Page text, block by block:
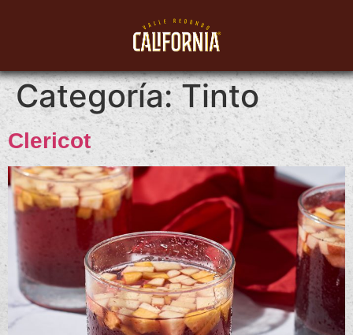
Categoría:Tinto
Clericot